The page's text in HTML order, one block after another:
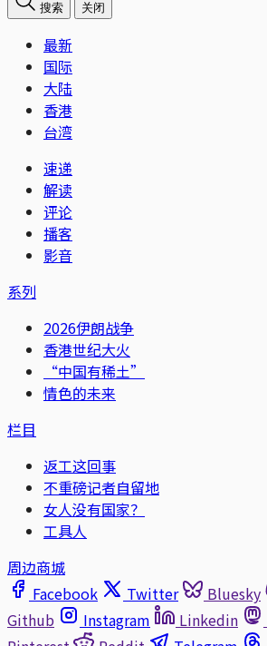
搜索 关闭
最新
国际
大陆
香港
台湾
速递
解读
评论
播客
影音
系列
2026伊朗战争
香港世纪大火
“中国有稀土”
情色的未来
栏目
返工这回事
不重磅记者自留地
女人没有国家？
工具人
周边商城
Facebook
Twitter Bluesky
Github
Instagram Linkedin